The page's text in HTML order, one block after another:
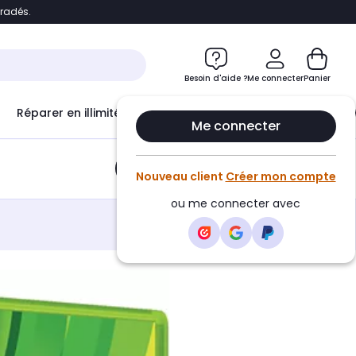
Accéder directement au chatbot
Besoin d'aide ?Me connecter
Me connecter
Nouveau client Créer mon compte
ou me connecter avec
Panier
Réparer en illimité avec Le Club Infinity
Ajouter au panier